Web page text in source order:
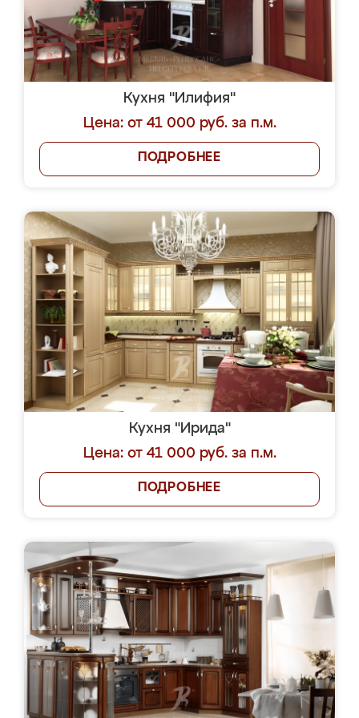
Кухня "Илифия"
Цена: от 41 000 руб. за п.м.
ПОДРОБНЕЕ
Кухня "Ирида"
Цена: от 41 000 руб. за п.м.
ПОДРОБНЕЕ